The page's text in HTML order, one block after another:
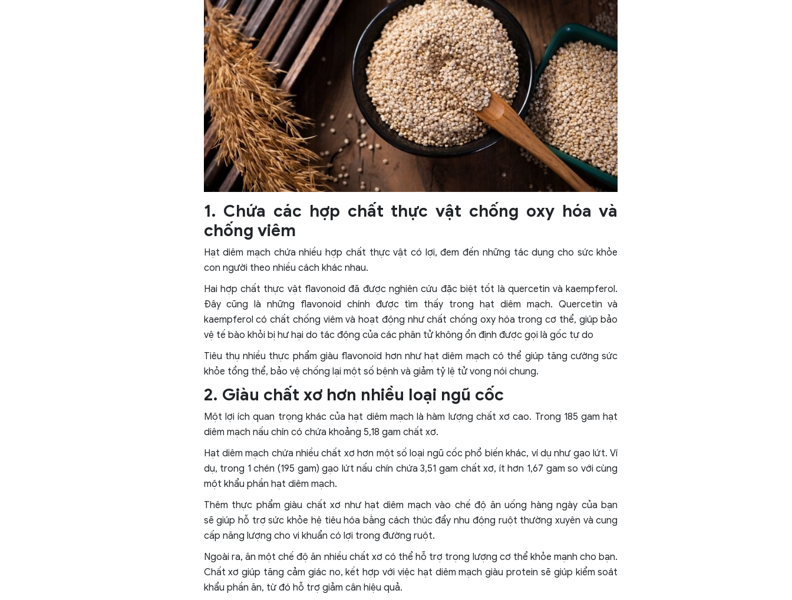
1. Chứa các hợp chất thực vật chống oxy hóa và
chống viêm
Hạt diêm mạch chứa nhiều hợp chất thực vật có lợi, đem đến những tác dụng cho sức khỏe
con người theo nhiều cách khác nhau.
Hai hợp chất thực vật flavonoid đã được nghiên cứu đặc biệt tốt là quercetin và kaempferol.
Đây cũng là những flavonoid chính được tìm thấy trong hạt diêm mạch. Quercetin và
kaempferol có chất chống viêm và hoạt động như chất chống oxy hóa trong cơ thể, giúp bảo
vệ tế bào khỏi bị hư hại do tác động của các phân tử không ổn định được gọi là gốc tự do
Tiêu thụ nhiều thực phẩm giàu flavonoid hơn như hạt diêm mạch có thể giúp tăng cường sức
khỏe tổng thể, bảo vệ chống lại một số bệnh và giảm tỷ lệ tử vong nói chung.
2. Giàu chất xơ hơn nhiều loại ngũ cốc
Một lợi ích quan trọng khác của hạt diêm mạch là hàm lượng chất xơ cao. Trong 185 gam hạt
diêm mạch nấu chín có chứa khoảng 5,18 gam chất xơ.
Hạt diêm mạch chứa nhiều chất xơ hơn một số loại ngũ cốc phổ biến khác, ví dụ như gạo lứt. Ví
dụ, trong 1 chén (195 gam) gạo lứt nấu chín chứa 3,51 gam chất xơ, ít hơn 1,67 gam so với cùng
một khẩu phần hạt diêm mạch.
Thêm thực phẩm giàu chất xơ như hạt diêm mạch vào chế độ ăn uống hàng ngày của bạn
sẽ giúp hỗ trợ sức khỏe hệ tiêu hóa bằng cách thúc đẩy nhu động ruột thường xuyên và cung
cấp năng lượng cho vi khuẩn có lợi trong đường ruột.
Ngoài ra, ăn một chế độ ăn nhiều chất xơ có thể hỗ trợ trọng lượng cơ thể khỏe mạnh cho bạn.
Chất xơ giúp tăng cảm giác no, kết hợp với việc hạt diêm mạch giàu protein sẽ giúp kiểm soát
khẩu phần ăn, từ đó hỗ trợ giảm cân hiệu quả.